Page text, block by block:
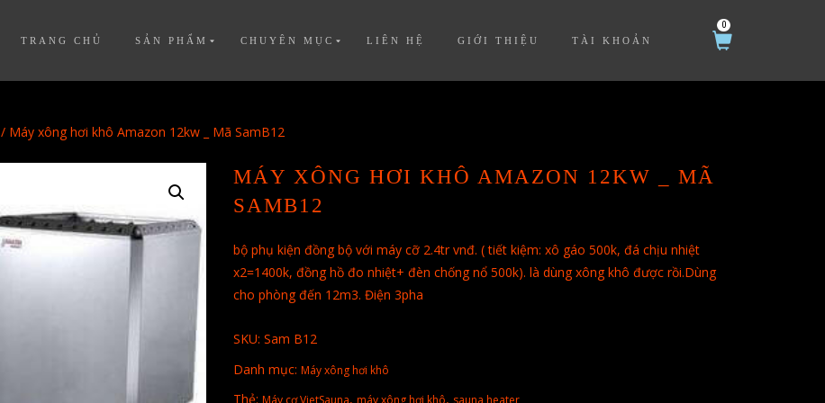
TRANG CHỦ SẢN PHẨM CHUYÊN MỤC LIÊN HỆ GIỚI THIỆU TÀI KHOẢN
0
/ Máy xông hơi khô Amazon 12kw _ Mã SamB12
MÁY XÔNG HƠI KHÔ AMAZON 12KW _ MÃ
SAMB12
bộ phụ kiện đồng bộ với máy cỡ 2.4tr vnđ. ( tiết kiệm: xô gáo 500k, đá chịu nhiệt
x2=1400k, đồng hồ đo nhiệt+ đèn chống nổ 500k). là dùng xông khô được rồi.Dùng
cho phòng đến 12m3. Điện 3pha
SKU: Sam B12
Danh mục: Máy xông hơi khô
Thẻ: , ,